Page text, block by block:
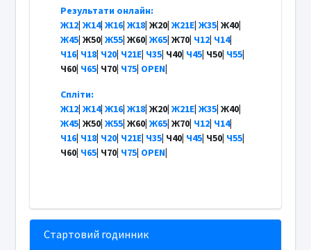
Результати онлайн:
Ж12| Ж14| Ж16| Ж18| Ж20| Ж21Е| Ж35| Ж40|
Ж45| Ж50| Ж55| Ж60| Ж65| Ж70| Ч12| Ч14|
Ч16| Ч18| Ч20| Ч21Е| Ч35| Ч40| Ч45| Ч50| Ч55|
Ч60| Ч65| Ч70| Ч75| OPEN|
Спліти:
Ж12| Ж14| Ж16| Ж18| Ж20| Ж21Е| Ж35| Ж40|
Ж45| Ж50| Ж55| Ж60| Ж65| Ж70| Ч12| Ч14|
Ч16| Ч18| Ч20| Ч21Е| Ч35| Ч40| Ч45| Ч50| Ч55|
Ч60| Ч65| Ч70| Ч75| OPEN|
Стартовий годинник